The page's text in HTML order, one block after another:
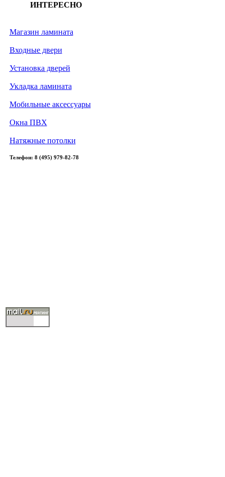
ИНТЕРЕСНО
Магазин ламината
Входные двери
Установка дверей
Укладка ламината
Мобильные аксессуары
Окна ПВХ
Натяжные потолки
Телефон: 8 (495) 979-82-78